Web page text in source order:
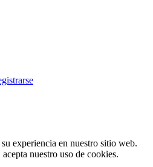
experiencia en nuestro sitio web.
nuestro uso de cookies.